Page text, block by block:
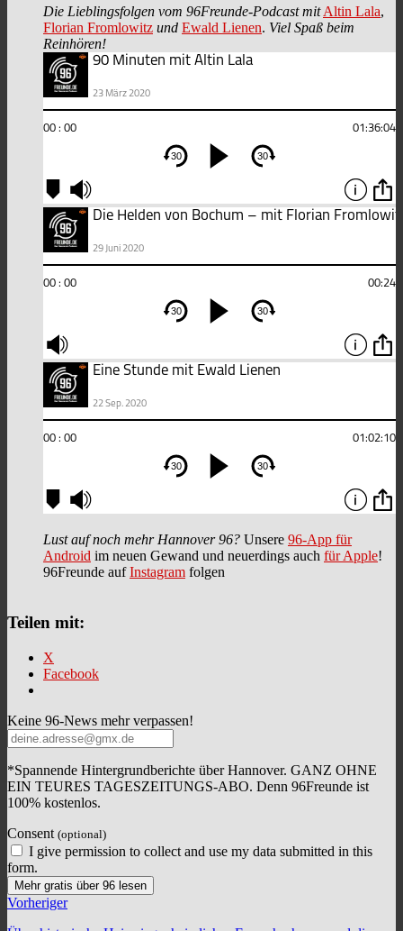
Die Lieblingsfolgen vom 96Freunde-Podcast mit Altin Lala,
Florian Fromlowitz und Ewald Lienen. Viel Spaß beim
Reinhören!
Lust auf noch mehr Hannover 96? Unsere 96-App für
Android im neuen Gewand und neuerdings auch für Apple!
96Freunde aufInstagram folgen
Teilen mit:
X
Facebook
Keine 96-News mehr verpassen!
*Spannende Hintergrundberichte über Hannover. GANZ OHNE
EIN TEURES TAGESZEITUNGS-ABO. Denn 96Freunde ist
100% kostenlos.
Consent (optional)
I give permission to collect and use my data submitted in this
form.
Mehr gratis über 96 lesen
Vorheriger